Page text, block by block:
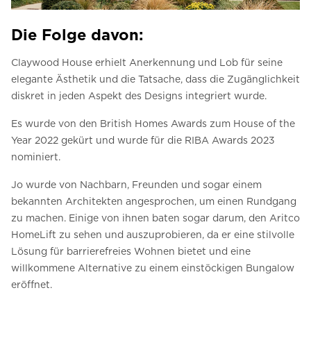
Die Folge davon:
Claywood House erhielt Anerkennung und Lob für seine
elegante Ästhetik und die Tatsache, dass die Zugänglichkeit
diskret in jeden Aspekt des Designs integriert wurde.
Es wurde von den British Homes Awards zum House of the
Year 2022 gekürt und wurde für die RIBA Awards 2023
nominiert.
Jo wurde von Nachbarn, Freunden und sogar einem
bekannten Architekten angesprochen, um einen Rundgang
zu machen. Einige von ihnen baten sogar darum, den Aritco
HomeLift zu sehen und auszuprobieren, da er eine stilvolle
Lösung für barrierefreies Wohnen bietet und eine
willkommene Alternative zu einem einstöckigen Bungalow
eröffnet.